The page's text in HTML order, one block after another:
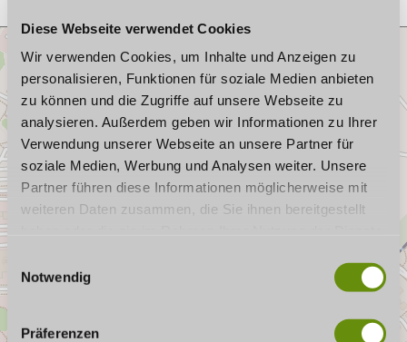
Diese Webseite verwendet Cookies
Wir verwenden Cookies, um Inhalte und Anzeigen zu
personalisieren, Funktionen für soziale Medien anbieten
zu können und die Zugriffe auf unsere Webseite zu
analysieren. Außerdem geben wir Informationen zu Ihrer
Verwendung unserer Webseite an unsere Partner für
soziale Medien, Werbung und Analysen weiter. Unsere
Partner führen diese Informationen möglicherweise mit
weiteren Daten zusammen, die Sie ihnen bereitgestellt
ablehnen, kann es sein, dass Darstellungen nicht
vollständig sind oder Anwendungen nicht zur Verfügung
Notwendig
Präferenzen